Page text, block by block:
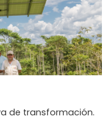
de transformación.